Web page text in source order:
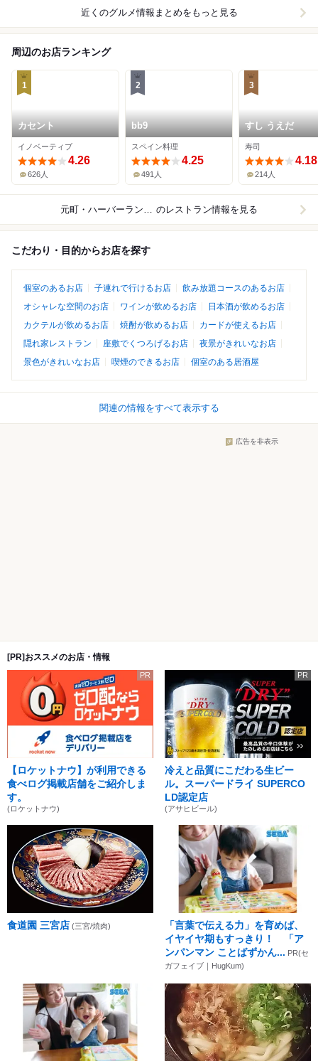
近くのグルメ情報まとめをもっと見る
周辺のお店ランキング
1
カセント
イノベーティブ
4.26
626人
2
bb9
スペイン料理
4.25
491人
3
すし うえだ
寿司
4.18
214人
元町・ハーバーランド周辺 のレストラン情報を見る
こだわり・目的からお店を探す
個室のあるお店 子連れで行けるお店
飲み放題コースのあるお店
オシャレな空間のお店
ワインが飲めるお店
日本酒が飲めるお店
カクテルが飲めるお店
焼酎が飲めるお店
カードが使えるお店
隠れ家レストラン
座敷でくつろげるお店
夜景がきれいなお店
景色がきれいなお店
喫煙のできるお店 個室のある居酒屋
関連の情報をすべて表示する
広告を非表示
[PR]おススメのお店・情報
PR
【ロケットナウ】が利用できる
食べログ掲載店舗をご紹介しま
す。
(ロケットナウ)
PR
冷えと品質にこだわる生ビー
ル。スーパードライ SUPERCO
LD認定店
(アサヒビール)
食道園 三宮店 (三宮/焼肉)
「言葉で伝える力」を育めば、
イヤイヤ期もすっきり！ 「ア
ンパンマン ことばずかん... PR(セ
ガフェイブ｜HugKum)